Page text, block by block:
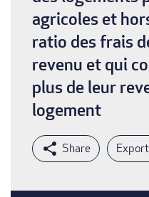
agricoles et
ratio des frais
revenu et qui
plus de leur
logement